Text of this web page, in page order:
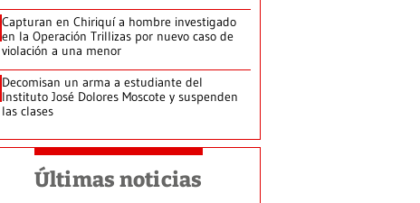
Capturan en Chiriquí a hombre investigado
en la Operación Trillizas por nuevo caso de
violación a una menor
Decomisan un arma a estudiante del
Instituto José Dolores Moscote y suspenden
las clases
Últimas noticias